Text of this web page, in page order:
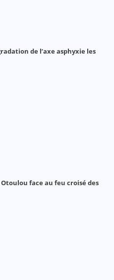
de l’axe asphyxie les
face au feu croisé des